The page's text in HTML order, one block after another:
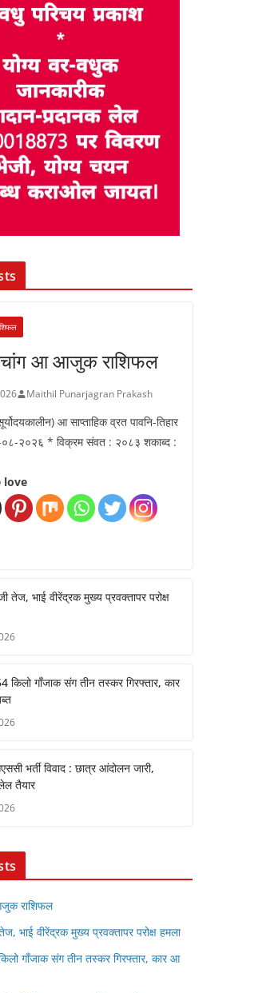
आ आजुक राशिफल
Maithil Punarjagran Prakash
आ साप्ताहिक व्रत पावनि-तिहार
२०२६ * विक्रम संवत : २०८३ शकाब्द :
love
तेज, भाई वीरेंद्रक मुख्य प्रवक्तापर परोक्ष
किलो गाँजाक संग तीन तस्कर गिरफ्तार, कार
भर्ती विवाद : छात्र आंदोलन जारी,
तैयार
राशिफल
भाई वीरेंद्रक मुख्य प्रवक्तापर परोक्ष हमला
गाँजाक संग तीन तस्कर गिरफ्तार, कार आ